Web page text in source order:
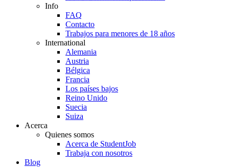
Info
FAQ
Contacto
Trabajos para menores de 18 años
International
Alemania
Austria
Bélgica
Francia
Los países bajos
Reino Unido
Suecia
Suiza
Acerca
Quienes somos
Acerca de StudentJob
Trabaja con nosotros
Blog